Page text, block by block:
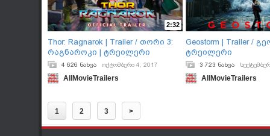
2:32
Thor: Ragnarok | Trailer / თორი 3:
რაგნაროკი | ტრეილერი
4 626 ნახვა ოქტომბერი 4, 2017
AllMovieTrailers
Geostorm | Trailer /
ტრეილერი
3 723 ნახვა
AllMovieTrailers
1 2 3 >